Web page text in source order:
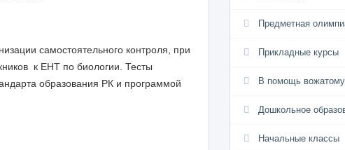
самостоятельного контроля, при
к ЕНТ по биологии. Тесты
образования РК и программой
Предметная
Прикладные курсы
В помощь вожатому
Дошкольное
Начальные классы